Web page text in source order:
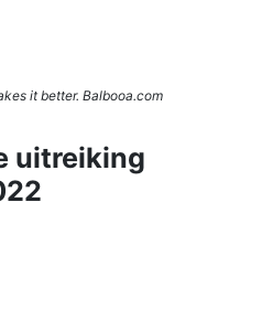
it better. Balbooa.com
uitreiking